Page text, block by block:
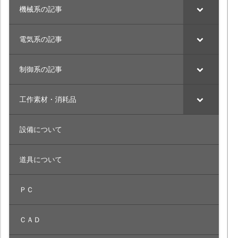
機械系の記事
電気系の記事
制御系の記事
工作素材・消耗品
設備について
道具について
ＰＣ
ＣＡＤ